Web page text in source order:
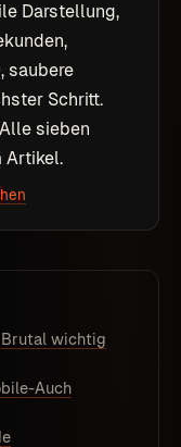
Darstellung,
saubere
Schritt.
sieben
Artikel.
Brutal wichtig
Auch